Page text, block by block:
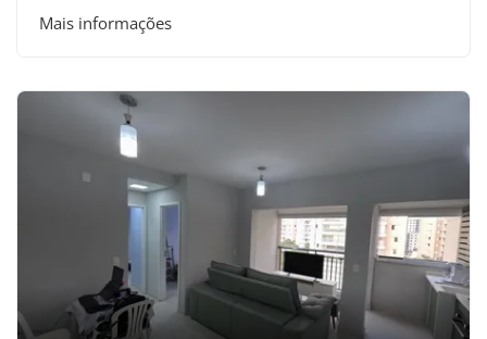
Mais informações